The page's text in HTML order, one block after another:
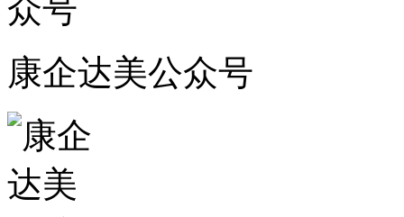
康企达美公众号